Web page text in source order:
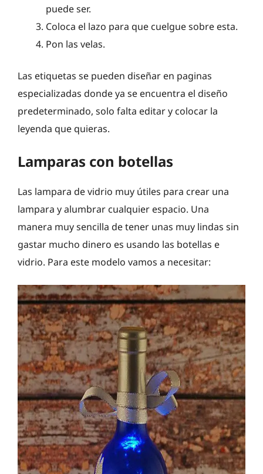
puede ser.
Coloca el lazo para que cuelgue sobre esta.
Pon las velas.
Las etiquetas se pueden diseñar en paginas
especializadas donde ya se encuentra el diseño
predeterminado, solo falta editar y colocar la
leyenda que quieras.
Lamparas con botellas
Las lampara de vidrio muy útiles para crear una
lampara y alumbrar cualquier espacio. Una
manera muy sencilla de tener unas muy lindas sin
gastar mucho dinero es usando las botellas e
vidrio. Para este modelo vamos a necesitar: